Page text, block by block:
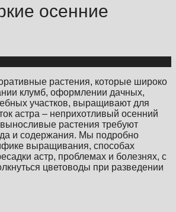
осенние
растения, которые широко
клумб, оформлении дачных,
участков, выращивают для
астра – неприхотливый осенний
растения требуют
и содержания. Мы подробно
выращивания, способах
астр, проблемах и болезнях, с
цветоводы при разведении